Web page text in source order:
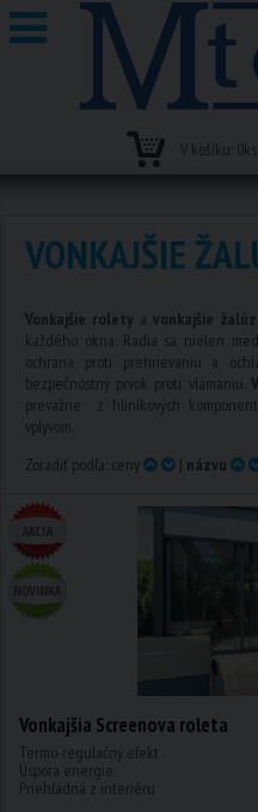
V košíku: 0ks /
VONKAJŠIE
Vonkajšie rolety a vonkajšie
každého okna. Radia sa nielen
ochrana proti prehrievaniu a
bezpečnostný prvok proti vlámaniu.
prevažne z hliníkových
vplyvom.
Zoradiť podľa: ceny | názvu
Vonkajšia Screenova roleta
Termo-regulačný efekt
Úspora energie
Priehľadná z interiéru